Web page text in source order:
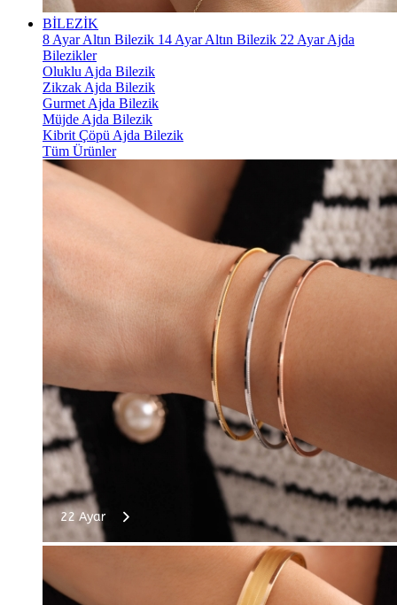
BİLEZİK
8 Ayar Altın Bilezik 14 Ayar Altın Bilezik 22 Ayar Ajda
Bilezikler
Oluklu Ajda Bilezik
Zikzak Ajda Bilezik
Gurmet Ajda Bilezik
Müjde Ajda Bilezik
Kibrit Çöpü Ajda Bilezik
Tüm Ürünler